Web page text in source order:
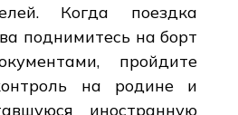
Когда поездка
поднимитесь на борт
пройдите
на родине и
иностранную